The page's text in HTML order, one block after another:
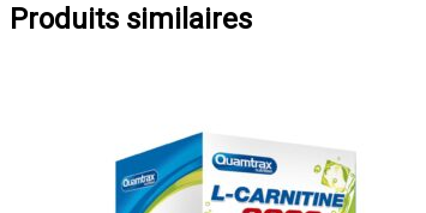
Produits similaires